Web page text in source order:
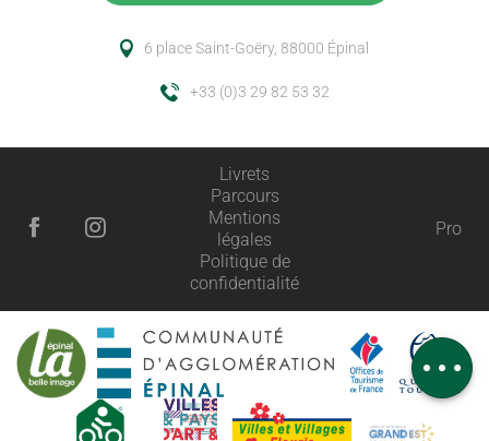
Horaires
Avis
6 place Saint-Goëry, 88000 Épinal
+33 (0)3 29 82 53 32
Livrets
Parcours
Mentions
légales
Politique de
confidentialité
Pro